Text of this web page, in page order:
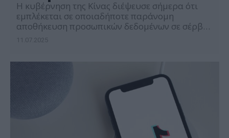
Η κυβέρνηση της Κίνας διέψευσε σήμερα ότι
εμπλέκεται σε οποιαδήποτε παράνομη
αποθήκευση προσωπικών δεδομένων σε σέρβερ
δεδομένων και τα προστατεύει, όπως
προβλέπει ο νόμος», δήλωσε η Μάο Νινγκ